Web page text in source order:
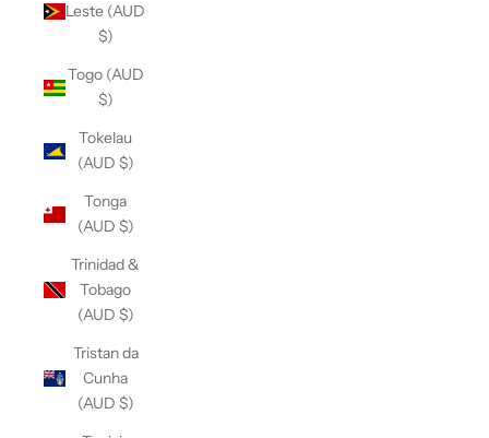
Leste (AUD
$)
Togo (AUD
$)
Tokelau
(AUD $)
Tonga
(AUD $)
Trinidad &
Tobago
(AUD $)
Tristan da
Cunha
(AUD $)